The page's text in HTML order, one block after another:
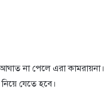
না পেলে এরা কামরায়না।
যেতে হবে।